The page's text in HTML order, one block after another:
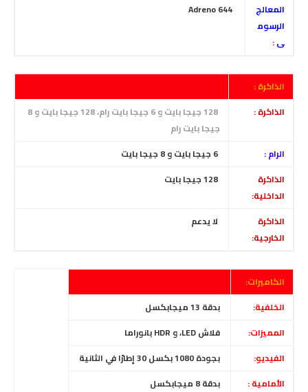
المعالج
الرسوم
ى:
الذاكرة :
الذاكرة :
128 جيجا بايت و 6 جيجا بايت رام، 128 جيجا بايت و 8
جيجا بايت رام
الرام :
جيجا بايت و 8 جيجا بايت
الذاكرة
الداخلية:
جيجا بايت
الذاكرة
الخارجية:
لا يدعم
الكاميرات:
الخلفية:
بدقة 13 ميجابكسل
المميزات:
فلاش LED، و HDR بانوراما
الفيديو:
بجودة1080 بكسل 30 إطارًا في الثانية
الأمامية :
بدقة 8 ميجابكسل